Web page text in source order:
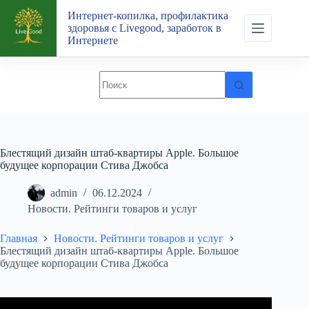
Перейти
сути
Интернет-копилка, профилактика
здоровья с Livegood, заработок в
Интернете
Блестящий дизайн штаб-квартиры Apple. Большое
будущее корпорации Стива Джобса
admin
06.12.2024
Новости. Рейтинги товаров и услуг
Главная
Новости. Рейтинги товаров и услуг
Блестящий дизайн штаб-квартиры Apple. Большое
будущее корпорации Стива Джобса